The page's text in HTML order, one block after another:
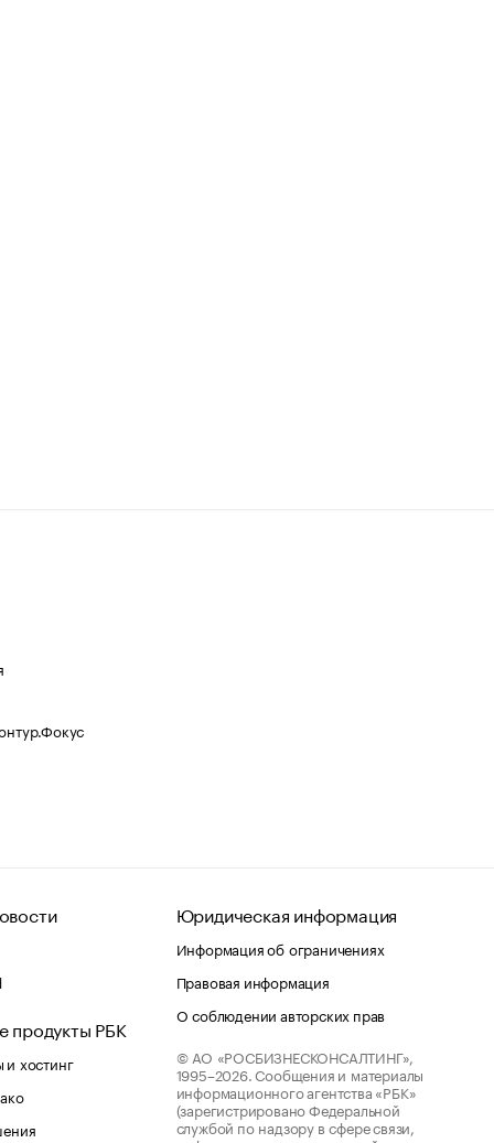
продукты РБК
хостинг
Юридическая информация
Информация об ограничениях
Правовая информация
О соблюдении авторских прав
© АО «РОСБИЗНЕСКОНСАЛТИНГ»,
1995–2026. Сообщения и материалы
информационного агентства «РБК»
(зарегистрировано Федеральной
службой по надзору в сфере связи,